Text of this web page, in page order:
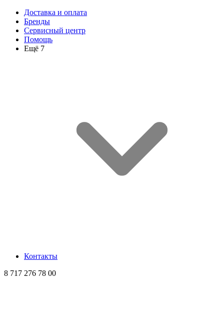
Доставка и оплата
Бренды
Сервисный центр
Помощь
Ещё 7
Контакты
8 717 276 78 00